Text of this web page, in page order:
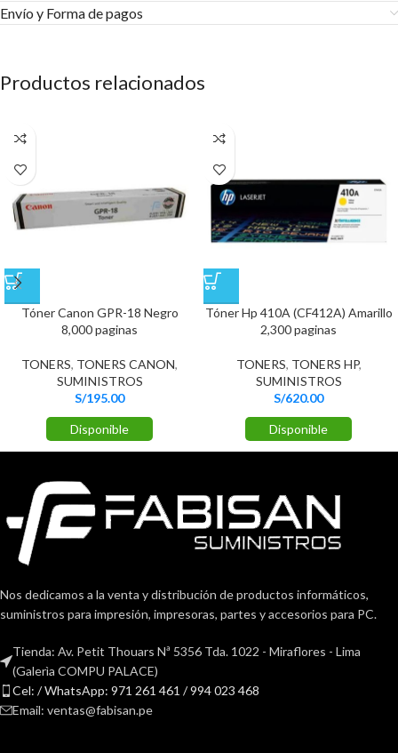
Envío y Forma de pagos​
Productos relacionados
Tóner Canon GPR-18 Negro
8,000 paginas
TONERS, TONERS CANON,
SUMINISTROS
S/195.00
Disponible
Tóner Hp 410A (CF412A) Amarillo
2,300 paginas
TONERS, TONERS HP,
SUMINISTROS
S/620.00
Disponible
Nos dedicamos a la venta y distribución de productos informáticos,
suministros para impresión, impresoras, partes y accesorios para PC.
Tienda: Av. Petit Thouars Nª 5356 Tda. 1022 - Miraflores - Lima
(Galerìa COMPU PALACE)
Cel: / WhatsApp: 971 261 461 / 994 023 468
Email: ventas@fabisan.pe